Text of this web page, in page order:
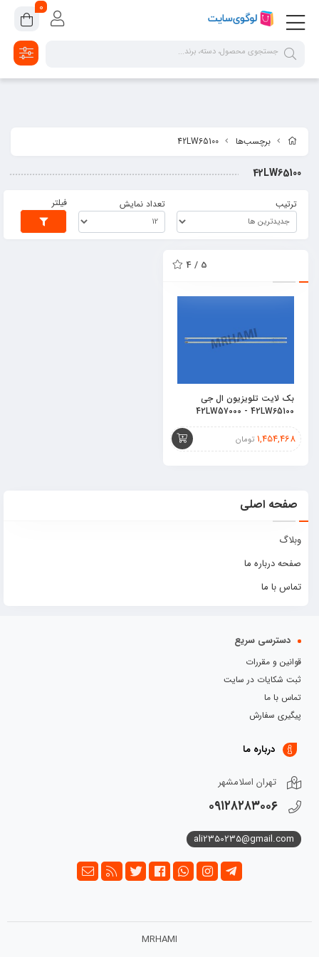
google-site-verification=2dpsKhLIIAHaFZv7ls8lTUR9x1vsg8CYawLf8yMaX1s
برچسب‌ها 42LW65100
42LW65100
ترتیب تعداد نمایش فیلتر
5 / 4
بک لایت تلویزیون ال جی
42LW57000 - 42LW65100
1,454,468 تومان
صفحه اصلی
وبلاگ
صفحه درباره ما
تماس با ما
دسترسی سریع
قوانین و مقررات
ثبت شکایات در سایت
تماس با ما
پیگیری سفارش
درباره ما
تهران اسلامشهر
۰۹۱۲۸۲۸۳۰۰۶
ali2350235@gmail.com
MRHAMI
0